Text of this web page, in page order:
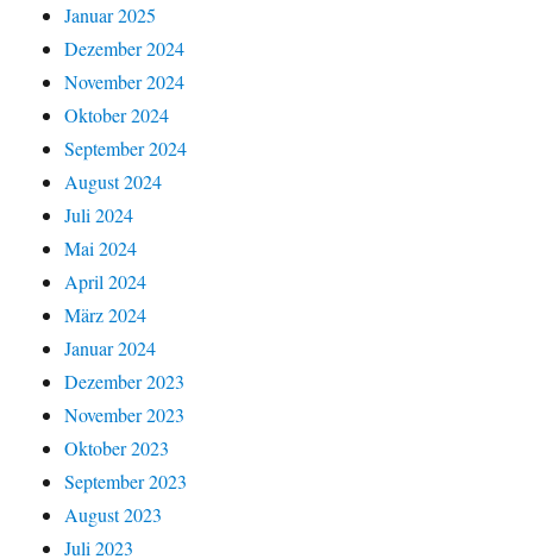
Januar 2025
Dezember 2024
November 2024
Oktober 2024
September 2024
August 2024
Juli 2024
Mai 2024
April 2024
März 2024
Januar 2024
Dezember 2023
November 2023
Oktober 2023
September 2023
August 2023
Juli 2023